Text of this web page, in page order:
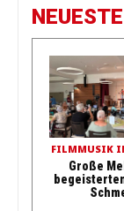
FILMMUSIK
Große